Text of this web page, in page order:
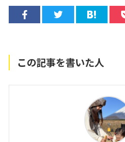
この記事を書いた人